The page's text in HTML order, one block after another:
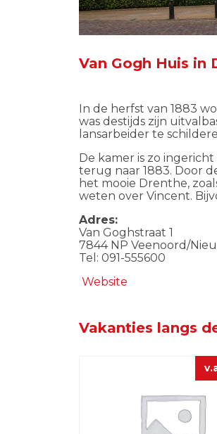
Van Gogh Huis in
In de herfst van 1883
was destijds zijn
lansarbeider te
De kamer is zo
terug naar 1883. Door
het mooie Drenthe,
weten over Vincent.
Adres:
Van Goghstraat 1
7844 NP Veenoord/
Tel: 091-555600
Website
Vakanties langs